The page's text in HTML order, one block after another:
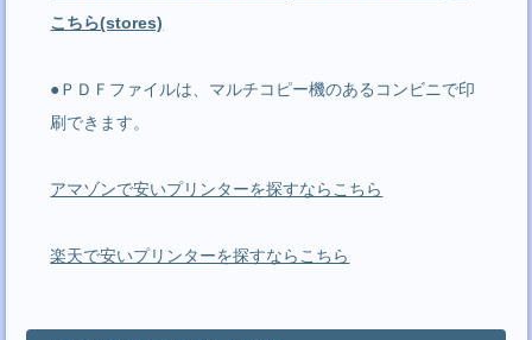
こちら(stores)
●ＰＤＦファイルは、マルチコピー機のあるコンビニで印
刷できます。
アマゾンで安いプリンターを探すならこちら
楽天で安いプリンターを探すならこちら